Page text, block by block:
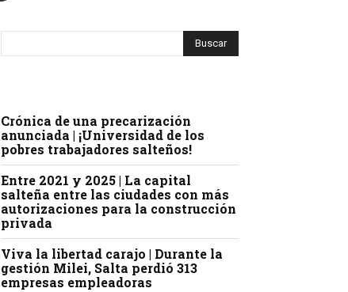
Crónica de una precarización
anunciada | ¡Universidad de los
pobres trabajadores salteños!
Entre 2021 y 2025 | La capital
salteña entre las ciudades con más
autorizaciones para la construcción
privada
Viva la libertad carajo | Durante la
gestión Milei, Salta perdió 313
empresas empleadoras